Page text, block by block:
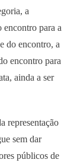
a
para a
do encontro, a
encontro para
ainda a ser
representação
sem dar
públicos de